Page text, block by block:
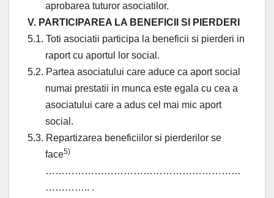
aprobarea tuturor asociatilor.
V. PARTICIPAREA LA BENEFICII SI PIERDERI
5.1. Toti asociatii participa la beneficii si pierderi in
raport cu aportul lor social.
5.2. Partea asociatului care aduce ca aport social
numai prestatii in munca este egala cu cea a
asociatului care a adus cel mai mic aport
social.
5.3. Repartizarea beneficiilor si pierderilor se
face5)
……………………………………………………
………….. .